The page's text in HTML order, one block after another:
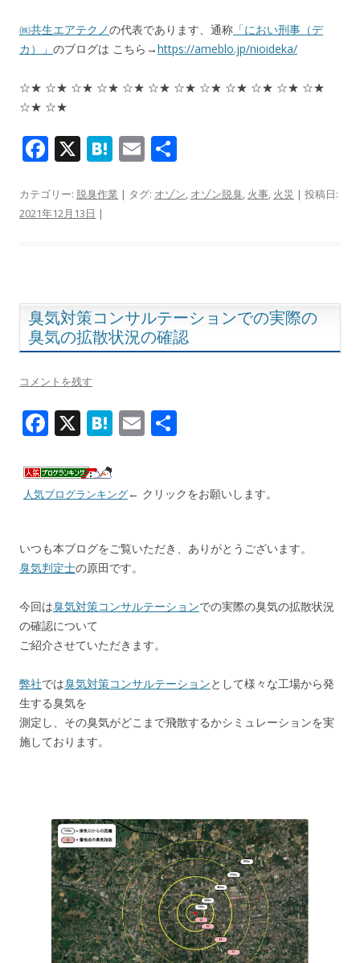
㈱共生エアテクノの代表であります、通称 「におい刑事（デ
カ）」 のブログは こちら→https://ameblo.jp/nioideka/
☆★ ☆★ ☆★ ☆★ ☆★ ☆★ ☆★ ☆★ ☆★ ☆★ ☆★ ☆★
☆★ ☆★
F
e
b
k
X H
e
E
ai
カテゴリー: 脱臭作業 | タグ: オゾン, オゾン脱臭, 火事, 火災 | 投稿日:
2021年12月13日 |
臭気対策コンサルテーションでの実際の
臭気の拡散状況の確認
コメントを残す
F
e
b
o
k
X H
n
E
l
人気ブログランキング← クリックをお願いします。
いつも本ブログをご覧いただき、ありがとうございます。
臭気判定士の原田です。
今回は臭気対策コンサルテーションでの実際の臭気の拡散状況
の確認について
ご紹介させていただきます。
弊社では臭気対策コンサルテーションとして様々な工場から発
生する臭気を
測定し、その臭気がどこまで飛散するかシミュレーションを実
施しております。